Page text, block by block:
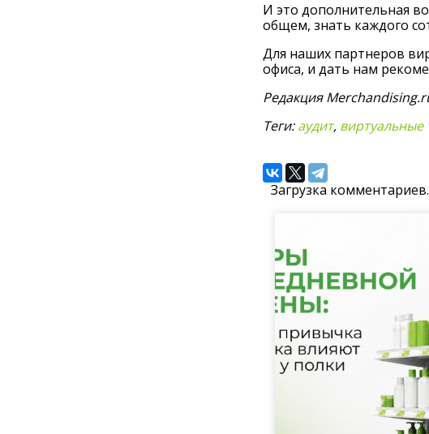
И это дополнительная
общем, знать каждого
Для наших партнеров
офиса, и дать нам
Редакция
Теги:аудит, виртуальные
Загрузка